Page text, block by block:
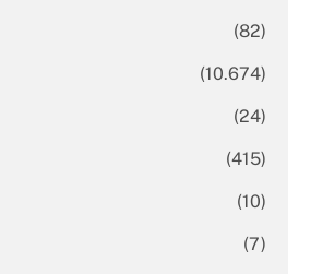
(82)
(10.674)
(24)
(415)
(10)
(7)